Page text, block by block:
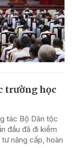
trường học
tác Bộ Dân tộc
đầu đã đi kiểm
nâng cấp, hoàn